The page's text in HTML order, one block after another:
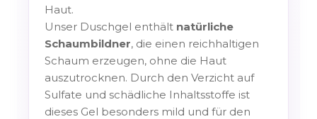
Haut.
Unser Duschgel enthält natürliche
Schaumbildner, die einen reichhaltigen
Schaum erzeugen, ohne die Haut
auszutrocknen. Durch den Verzicht auf
Sulfate und schädliche Inhaltsstoffe ist
dieses Gel besonders mild und für den